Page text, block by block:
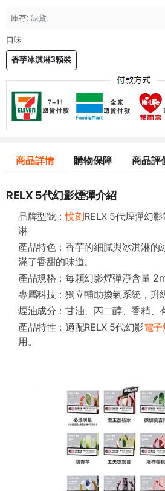
庫存: 缺貨
口味
香芋冰淇淋3顆裝
商品詳情 購物保障 商品評
RELX 5代幻影煙彈介紹
品牌型號：悅刻RELX 5代煙彈幻
淋
產品特色：香芋的細膩與冰淇淋的
滿了香甜的味道。
產品規格：每顆幻影煙彈淨含量
專屬科技：獨立輔助換氣系統，升
煙油成分：甘油、丙二醇、香精、
產品特性：適配RELX 5代幻影電子
用。